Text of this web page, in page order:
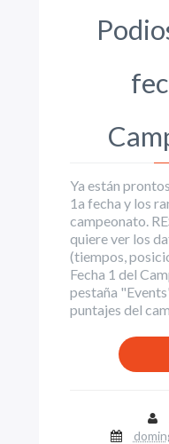
Ya están
1a fecha y los
campeonato.
quiere ver los
(tiempos,
Fecha 1 del
pestaña
puntajes del